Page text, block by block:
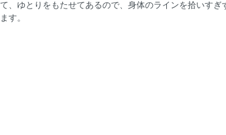
、ゆとりをもたせてあるので、身体のラインを拾いすぎ
す。